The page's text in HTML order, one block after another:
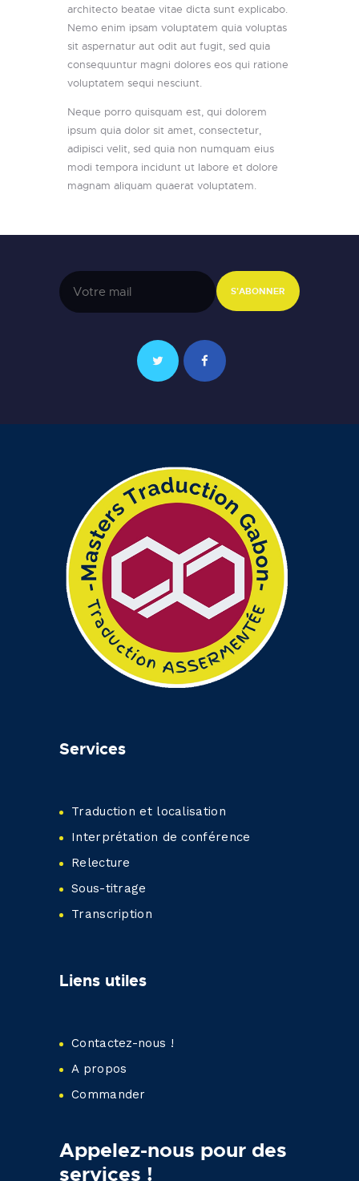
architecto beatae vitae dicta sunt explicabo.
Nemo enim ipsam voluptatem quia voluptas
sit aspernatur aut odit aut fugit, sed quia
consequuntur magni dolores eos qui ratione
voluptatem sequi nesciunt.
Neque porro quisquam est, qui dolorem
ipsum quia dolor sit amet, consectetur,
adipisci velit, sed quia non numquam eius
modi tempora incidunt ut labore et dolore
magnam aliquam quaerat voluptatem.
Services
Traduction et localisation
Interprétation de conférence
Relecture
Sous-titrage
Transcription
Liens utiles
Contactez-nous !
A propos
Commander
Appelez-nous pour des
services !